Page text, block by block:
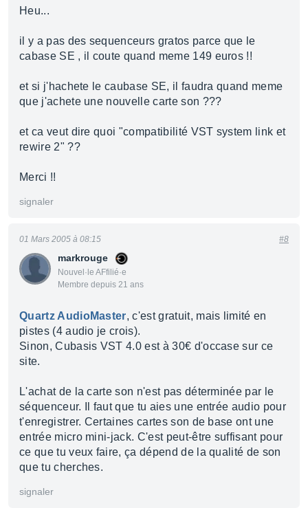
Heu...
il y a pas des sequenceurs gratos parce que le
cabase SE , il coute quand meme 149 euros !!
et si j'hachete le caubase SE, il faudra quand meme
que j'achete une nouvelle carte son ???
et ca veut dire quoi "compatibilité VST system link et
rewire 2" ??
Merci !!
signaler
markrouge
Nouvel·le AFfilié·e
Membre depuis 21 ans
01 Mars 2005 à 08:15 #8
Quartz AudioMaster, c'est gratuit, mais limité en
pistes (4 audio je crois).
Sinon, Cubasis VST 4.0 est à 30€ d'occase sur ce
site.
L'achat de la carte son n'est pas déterminée par le
séquenceur. Il faut que tu aies une entrée audio pour
t'enregistrer. Certaines cartes son de base ont une
entrée micro mini-jack. C'est peut-être suffisant pour
ce que tu veux faire, ça dépend de la qualité de son
que tu cherches.
signaler